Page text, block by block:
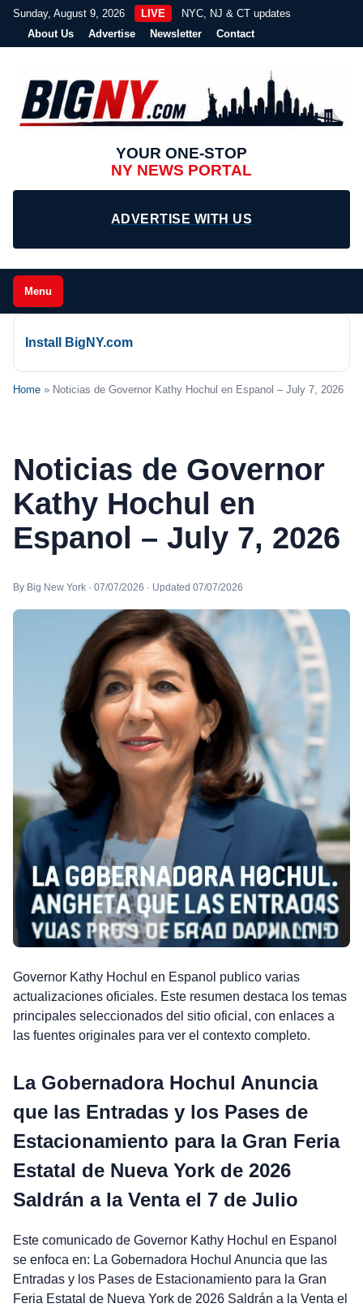
Sunday, August 9, 2026 LIVE
NYC, NJ & CT updates
About Us
Advertise Newsletter Contact
YOUR ONE-STOP
NY NEWS PORTAL
ADVERTISE WITH US
Menu
Install BigNY.com
Home » Noticias de Governor Kathy Hochul en Espanol – July 7, 2026
Noticias de Governor
Kathy Hochul en
Espanol – July 7, 2026
By Big New York · 07/07/2026 · Updated 07/07/2026
Governor Kathy Hochul en Espanol publico varias
actualizaciones oficiales. Este resumen destaca los temas
principales seleccionados del sitio oficial, con enlaces a
las fuentes originales para ver el contexto completo.
La Gobernadora Hochul Anuncia
que las Entradas y los Pases de
Estacionamiento para la Gran Feria
Estatal de Nueva York de 2026
Saldrán a la Venta el 7 de Julio
Este comunicado de Governor Kathy Hochul en Espanol
se enfoca en: La Gobernadora Hochul Anuncia que las
Entradas y los Pases de Estacionamiento para la Gran
Feria Estatal de Nueva York de 2026 Saldrán a la Venta el